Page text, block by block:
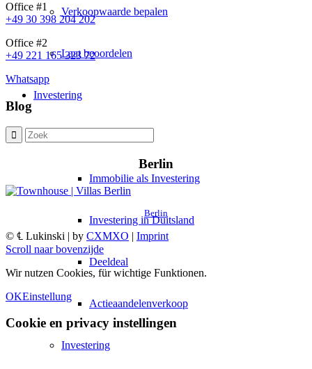
Verkoopwaarde bepalen
Laat beoordelen
Investering
Immobilie als Investering
Investering in Duitsland
Deeldeal
Actieaandelenverkoop
Investering
Office #1
+49 30 398 204 202
Office #2
+49 221 165 323 72
Whatsapp
Blog
Berlin
Berlin
© ℄ Lukinski | by CXMXO | Imprint
Scroll naar bovenzijde
Wir nutzen Cookies, für wichtige Funktionen.
OKEinstellung
Cookie en privacy instellingen